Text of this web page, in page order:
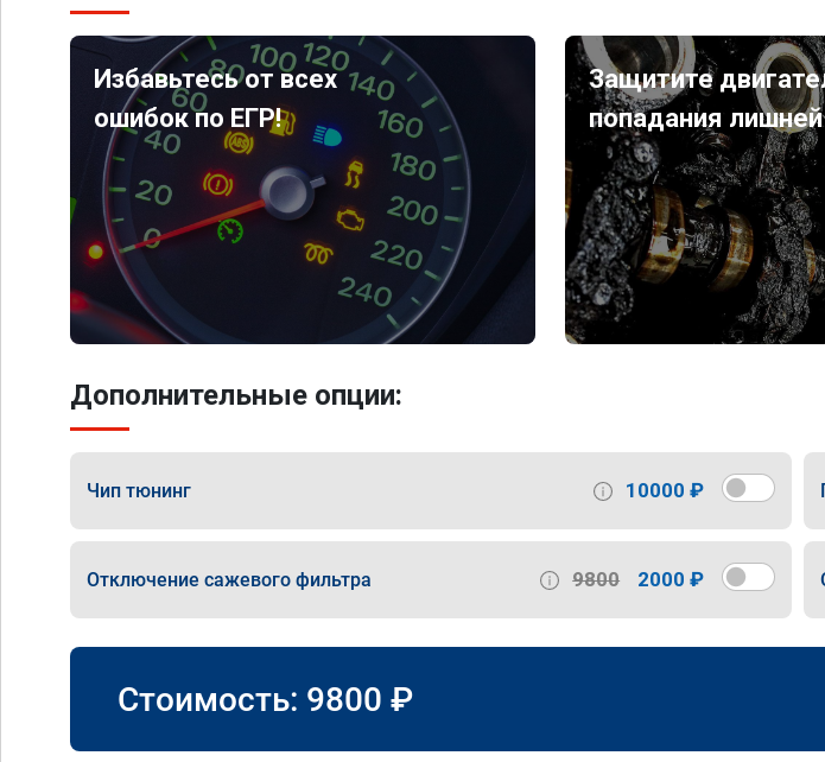
Избавьтесь от всех
ошибок по ЕГР!
Защитите
попадания
Дополнительные опции:
Чип тюнинг 10000 ₽
Отключение сажевого фильтра 9800 2000 ₽
Стоимость: 9800 ₽